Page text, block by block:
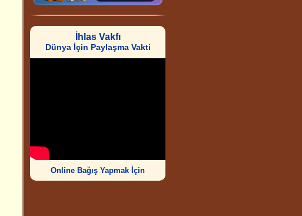
İhlas Vakfı
Dünya İçin Paylaşma Vakti
Online Bağış Yapmak İçin